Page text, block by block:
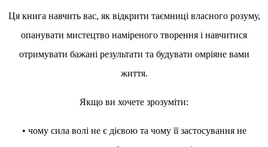
Ця книга навчить вас, як відкрити таємниці власного розуму,
опанувати мистецтво наміреного творення і навчитися
отримувати бажані результати та будувати омріяне вами
життя.
Якщо ви хочете зрозуміти:
• чому сила волі не є дієвою та чому її застосування не